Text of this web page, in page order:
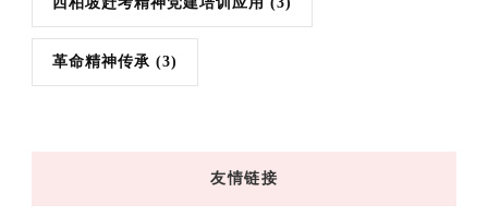
革命精神传承 (3)
友情链接